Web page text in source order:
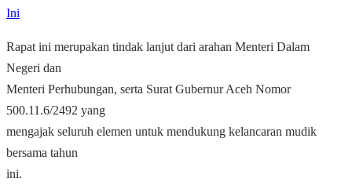
Ini
Rapat ini merupakan tindak lanjut dari arahan Menteri Dalam
Negeri dan
Menteri Perhubungan, serta Surat Gubernur Aceh Nomor
500.11.6/2492 yang
mengajak seluruh elemen untuk mendukung kelancaran mudik
bersama tahun
ini.